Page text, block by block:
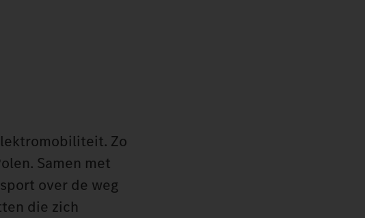
Zo
Samen met
over de weg
die zich